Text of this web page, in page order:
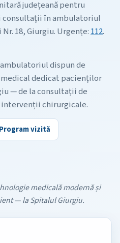
județeană pentru
consultații în ambulatoriul
18, Giurgiu. Urgențe: 112.
dispun de
dedicat pacienților
— de la consultații de
intervenții chirurgicale.
Program vizită
medicală modernă și
— la Spitalul Giurgiu.